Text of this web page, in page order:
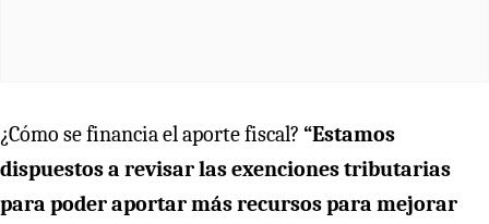
¿Cómo se financia el aporte fiscal? “Estamos
dispuestos a revisar las exenciones tributarias
para poder aportar más recursos para mejorar